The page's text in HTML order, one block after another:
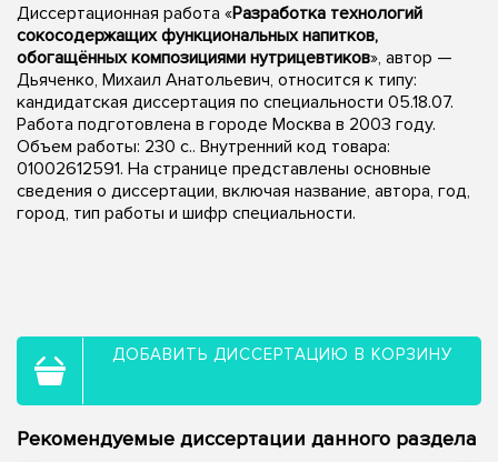
Диссертационная работа «Разработка технологий
сокосодержащих функциональных напитков,
обогащённых композициями нутрицевтиков», автор —
Дьяченко, Михаил Анатольевич, относится к типу:
кандидатская диссертация по специальности 05.18.07.
Работа подготовлена в городе Москва в 2003 году.
Объем работы: 230 с.. Внутренний код товара:
01002612591. На странице представлены основные
сведения о диссертации, включая название, автора, год,
город, тип работы и шифр специальности.
ДОБАВИТЬ ДИССЕРТАЦИЮ В КОРЗИНУ
Рекомендуемые диссертации данного раздела